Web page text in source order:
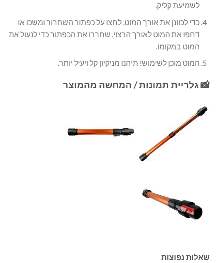
לשמיעת קליק.
כדי לכוונן את אורך המוט, לחצו על כפתור השחרור ומשכו או
דחפו את המוט לאורך הרצוי. שחררו את הכפתור כדי לנעול את
המוט במקומו.
המוט מוכן לשימוש! תיהנו מניקיון קל ויעיל יותר.
📸 גלריית תמונות / המחשה מהמוצר
שאלות נפוצות